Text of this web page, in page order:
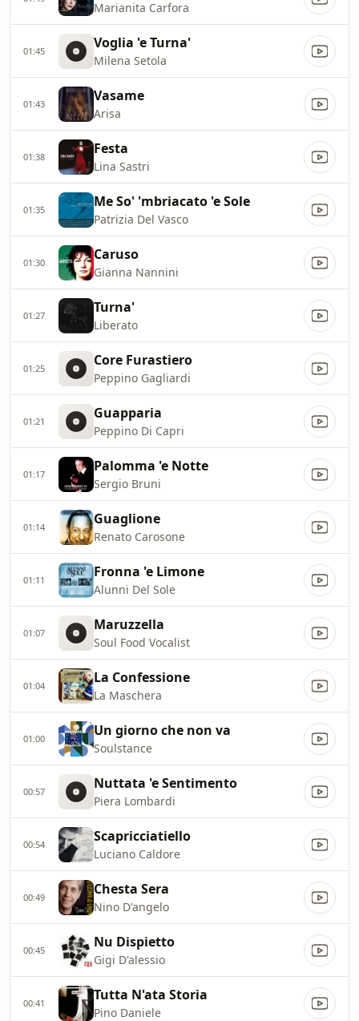
Marianita Carfora
01:45 Voglia 'e Turna'
Milena Setola
01:43 Vasame
Arisa
01:38 Festa
Lina Sastri
01:35 Me So' 'mbriacato 'e Sole
Patrizia Del Vasco
01:30 Caruso
Gianna Nannini
01:27 Turna'
Liberato
01:25 Core Furastiero
Peppino Gagliardi
01:21 Guapparia
Peppino Di Capri
01:17 Palomma 'e Notte
Sergio Bruni
01:14 Guaglione
Renato Carosone
01:11 Fronna 'e Limone
Alunni Del Sole
01:07 Maruzzella
Soul Food Vocalist
01:04 La Confessione
La Maschera
01:00 Un giorno che non va
Soulstance
00:57 Nuttata 'e Sentimento
Piera Lombardi
00:54 Scapricciatiello
Luciano Caldore
00:49 Chesta Sera
Nino D'angelo
00:45 Nu Dispietto
Gigi D'alessio
00:41 Tutta N'ata Storia
Pino Daniele